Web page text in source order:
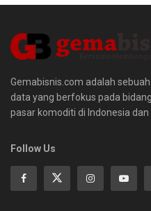
Gemabisnis.com adalah
data yang berfokus pada
pasar komoditi di Indonesia dan
Follow Us